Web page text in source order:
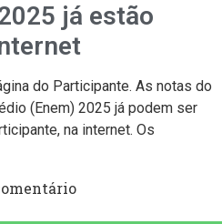
já estão
do Participante. As notas do
(Enem) 2025 já podem ser
na internet. Os